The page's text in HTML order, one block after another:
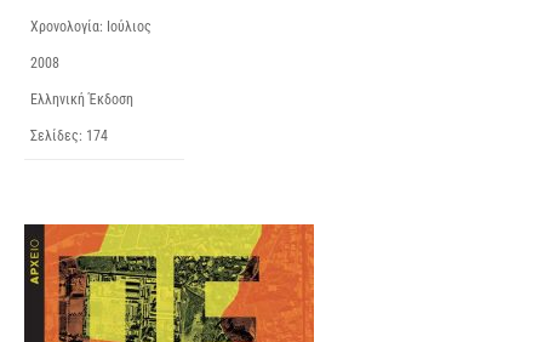
Χρονολογία: Ιούλιος
2008
Ελληνική Έκδοση
Σελίδες: 174